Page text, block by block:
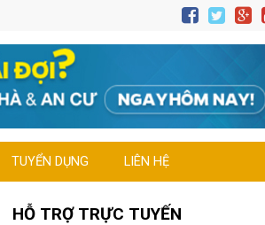
TUYỂN DỤNG LIÊN HỆ
HỖ TRỢ TRỰC TUYẾN